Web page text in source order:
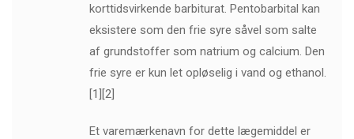
korttidsvirkende barbiturat. Pentobarbital kan
eksistere som den frie syre såvel som salte
af grundstoffer som natrium og calcium. Den
frie syre er kun let opløselig i vand og ethanol.
[1][2]
Et varemærkenavn for dette lægemiddel er